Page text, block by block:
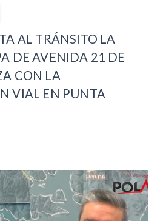
AL TRÁNSITO LA
DE AVENIDA 21 DE
CON LA
VIAL EN PUNTA